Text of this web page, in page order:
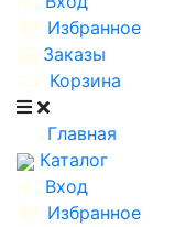
Избранное
Заказы
Корзина
Главная
Каталог
Вход
Избранное